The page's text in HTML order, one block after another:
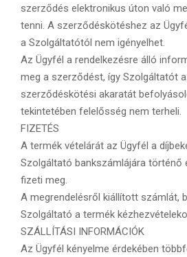
szerződés elektronikus úton való
tenni. A szerződéskötéshez az
a Szolgáltatótól nem igényelhet.
Az Ügyfél a rendelkezésre álló
meg a szerződést, így Szolgáltatót
szerződéskötési akaratát
tekintetében felelősség nem terheli.
FIZETÉS
A termék vételárát az Ügyfél a
Szolgáltató bankszámlájára történő
fizeti meg.
A megrendelésről kiállított számlát,
Szolgáltató a termék
SZÁLLÍTÁSI INFORMÁCIÓK
Az Ügyfél kényelme érdekében